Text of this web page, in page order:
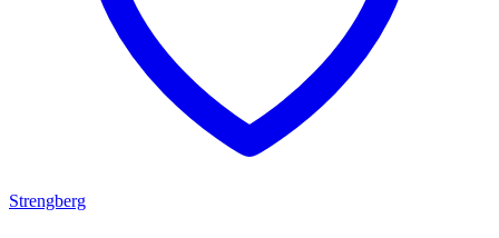
Strengberg